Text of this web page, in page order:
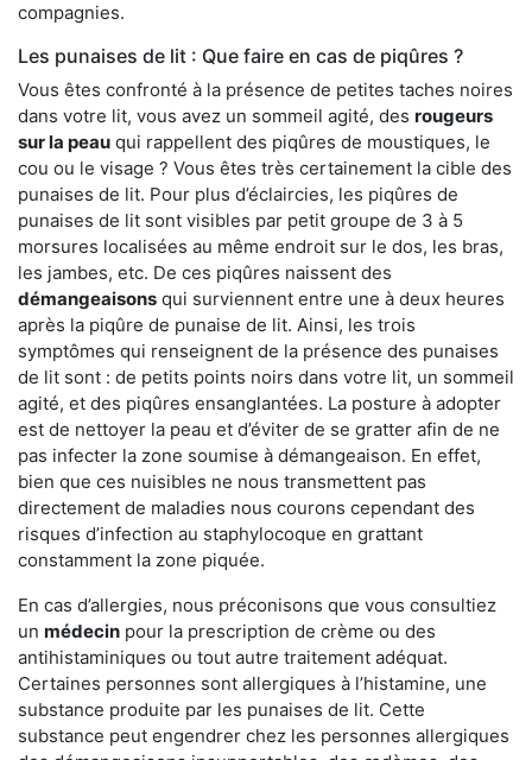
compagnies.
Les punaises de lit : Que faire en cas de piqûres ?
Vous êtes confronté à la présence de petites taches noires
dans votre lit, vous avez un sommeil agité, des rougeurs
sur la peau qui rappellent des piqûres de moustiques, le
cou ou le visage ? Vous êtes très certainement la cible des
punaises de lit. Pour plus d’éclaircies, les piqûres de
punaises de lit sont visibles par petit groupe de 3 à 5
morsures localisées au même endroit sur le dos, les bras,
les jambes, etc. De ces piqûres naissent des
démangeaisons qui surviennent entre une à deux heures
après la piqûre de punaise de lit. Ainsi, les trois
symptômes qui renseignent de la présence des punaises
de lit sont : de petits points noirs dans votre lit, un sommeil
agité, et des piqûres ensanglantées. La posture à adopter
est de nettoyer la peau et d’éviter de se gratter afin de ne
pas infecter la zone soumise à démangeaison. En effet,
bien que ces nuisibles ne nous transmettent pas
directement de maladies nous courons cependant des
risques d’infection au staphylocoque en grattant
constamment la zone piquée.
En cas d’allergies, nous préconisons que vous consultiez
un médecin pour la prescription de crème ou des
antihistaminiques ou tout autre traitement adéquat.
Certaines personnes sont allergiques à l’histamine, une
substance produite par les punaises de lit. Cette
substance peut engendrer chez les personnes allergiques